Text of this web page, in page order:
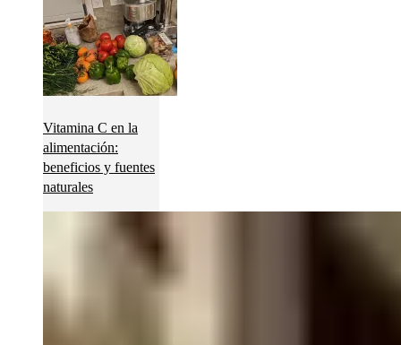
Vitamina C en la
alimentación:
beneficios y fuentes
naturales